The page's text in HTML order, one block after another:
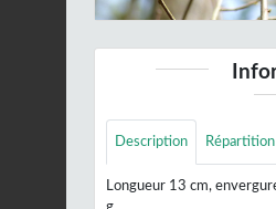
Description Répartition
Longueur 13 cm,